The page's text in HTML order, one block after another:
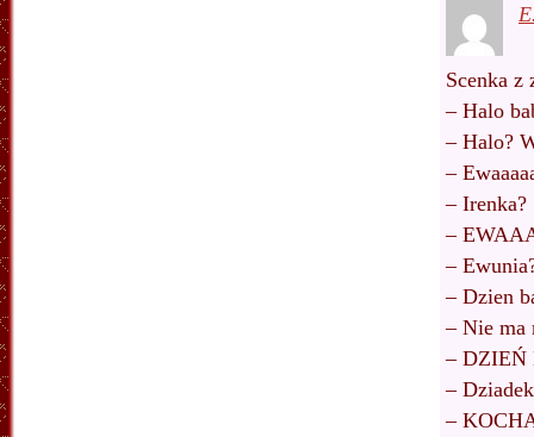
Scenka z
– Halo
– Halo?
–
– Irenka?
–
–
– Dzien
– Nie ma
–
–
–